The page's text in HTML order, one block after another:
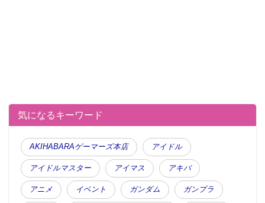
ディスク枚数: 1
販売元:シャイニングスターエンターテイメント
発売日2017/08/31
時間: 80分
気になるキーワード
AKIHABARAゲーマーズ本店 アイドル
アイドルマスター アイマス アキバ
アニメ イベント ガンダム ガンプラ